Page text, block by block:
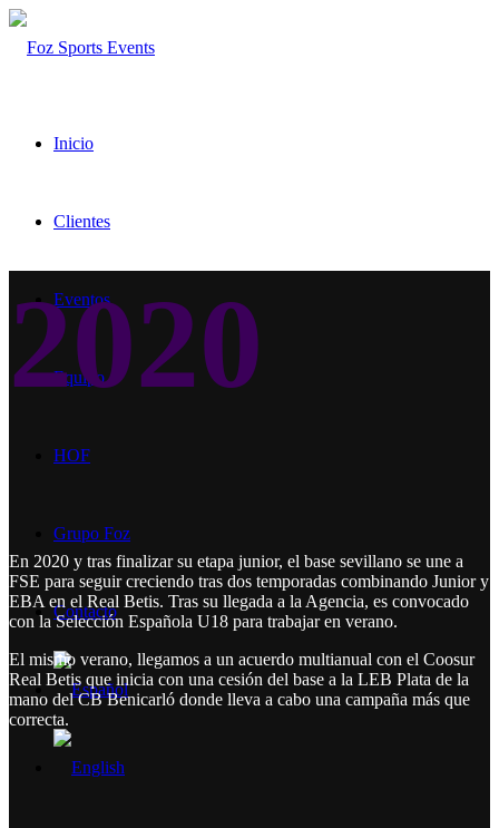
Inicio
Clientes
Eventos
Equipo
HOF
Grupo Foz
Contacto
2020
En 2020 y tras finalizar su etapa junior, el base sevillano se une a
FSE para seguir creciendo tras dos temporadas combinando Junior y
EBA en el Real Betis. Tras su llegada a la Agencia, es convocado
con la Selección Española U18 para trabajar en verano.
El mismo verano, llegamos a un acuerdo multianual con el Coosur
Real Betis que inicia con una cesión del base a la LEB Plata de la
mano del CB Benicarló donde lleva a cabo una campaña más que
correcta.